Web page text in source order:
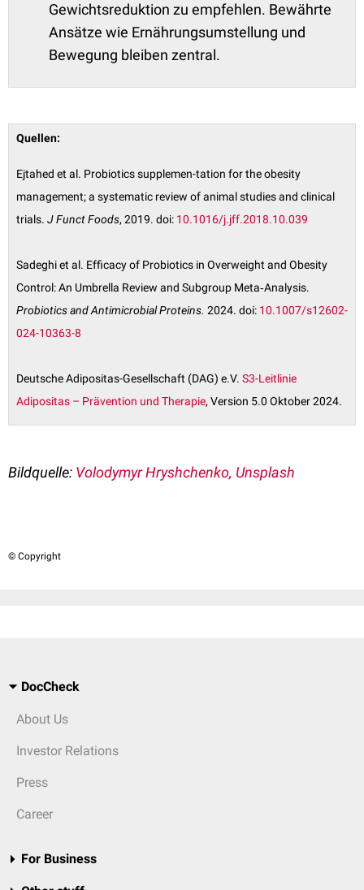
Gewichtsreduktion zu empfehlen. Bewährte
Ansätze wie Ernährungsumstellung und
Bewegung bleiben zentral.
Quellen:
Ejtahed et al. Probiotics supplemen-tation for the obesity
management; a systematic review of animal studies and clinical
trials. J Funct Foods, 2019. doi: 10.1016/j.jff.2018.10.039
Sadeghi et al. Efficacy of Probiotics in Overweight and Obesity
Control: An Umbrella Review and Subgroup Meta‑Analysis.
Probiotics and Antimicrobial Proteins. 2024. doi: 10.1007/s12602-
024-10363-8
Deutsche Adipositas-Gesellschaft (DAG) e.V. S3-Leitlinie
Adipositas – Prävention und Therapie, Version 5.0 Oktober 2024.
Bildquelle: Volodymyr Hryshchenko, Unsplash
© Copyright
DocCheck
About Us
Investor Relations
Press
Career
For Business